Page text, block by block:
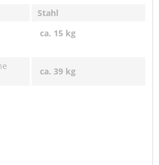
Stahl
ca. 15 kg
ca. 39 kg